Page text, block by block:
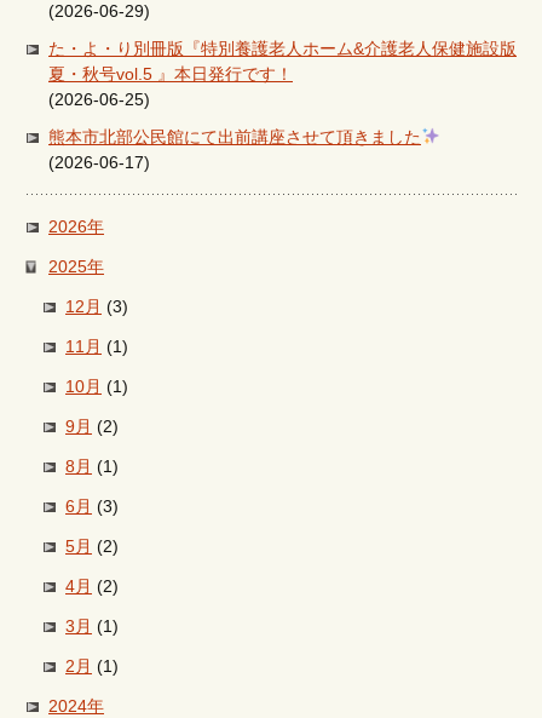
(2026-06-29)
た・よ・り別冊版『特別養護老人ホーム&介護老人保健施設版
夏・秋号vol.5 』本日発行です！
(2026-06-25)
熊本市北部公民館にて出前講座させて頂きました
(2026-06-17)
2026年
2025年
12月 (3)
11月 (1)
10月 (1)
9月 (2)
8月 (1)
6月 (3)
5月 (2)
4月 (2)
3月 (1)
2月 (1)
2024年